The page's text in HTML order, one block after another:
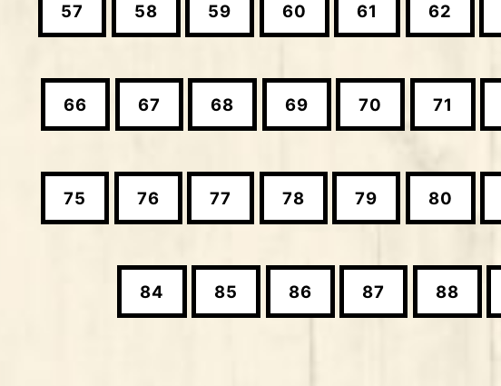
57 58 59 60 61 62
66 67 68 69 70 71
75 76 77 78 79 80
84 85 86 87 88